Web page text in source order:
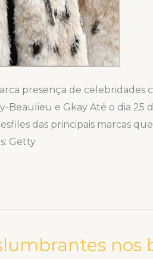
presença de celebridades
Beaulieu e Gkay Até o dia 25
das principais marcas
Getty
nos